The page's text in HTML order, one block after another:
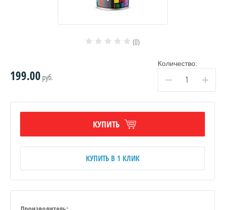
(0)
199.00 руб.
Количество:
− +
КУПИТЬ
КУПИТЬ В 1 КЛИК